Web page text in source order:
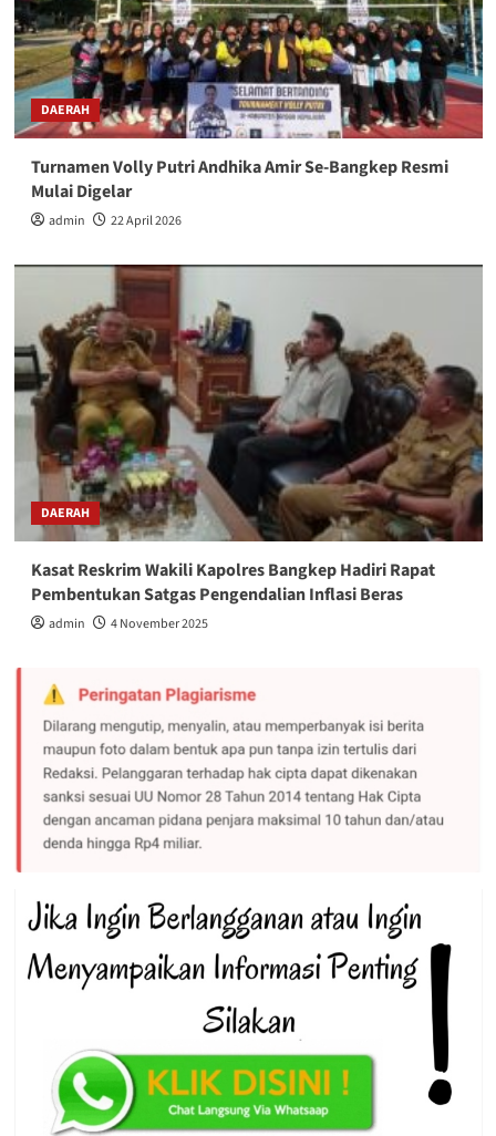
DAERAH
Turnamen Volly Putri Andhika Amir Se-Bangkep Resmi
Mulai Digelar
admin 22 April 2026
DAERAH
Kasat Reskrim Wakili Kapolres Bangkep Hadiri Rapat
Pembentukan Satgas Pengendalian Inflasi Beras
admin 4 November 2025